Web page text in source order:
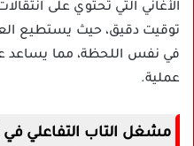
الأغاني التي تحتوي على
توقيت دقيق، حيث يستطيع
في نفس اللحظة، مما يساعد
عملية.
مشغل التاب التفاعلي